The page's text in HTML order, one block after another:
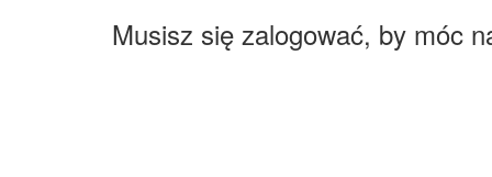
Musisz się zalogować, by móc